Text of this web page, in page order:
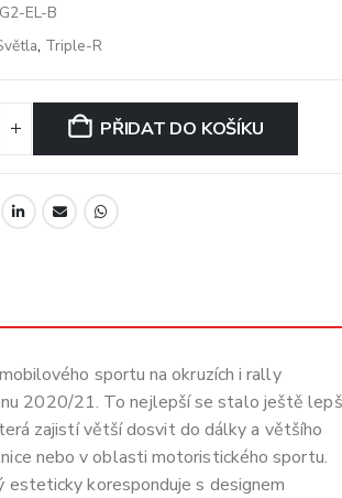
EL-B
, Triple-R
PŘIDAT DO KOŠÍKU
sportu na okruzích i rally
2020/21. To nejlepší se stalo ještě
zajistí větší dosvit do dálky a většího
nebo v oblasti motoristického sportu.
esteticky koresponduje s designem